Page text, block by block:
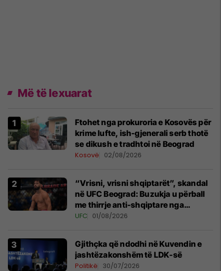
Më të lexuarat
Ftohet nga prokuroria e Kosovës për
krime lufte, ish-gjenerali serb thotë
se dikush e tradhtoi në Beograd
Kosovë 02/08/2026
“Vrisni, vrisni shqiptarët”, skandal
në UFC Beograd: Buzukja u përball
me thirrje anti-shqiptare nga
tribunat
UFC 01/08/2026
Gjithçka që ndodhi në Kuvendin e
jashtëzakonshëm të LDK-së
Politikë 30/07/2026